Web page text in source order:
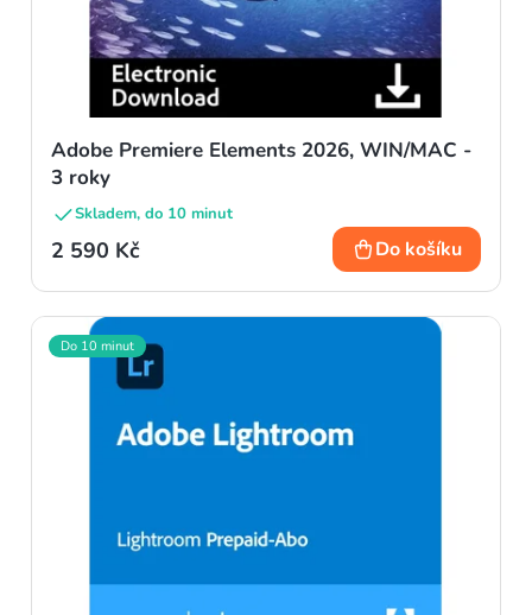
Adobe Premiere Elements 2026, WIN/MAC -
3 roky
Skladem, do 10 minut
2 590 Kč Do košíku
Do 10 minut